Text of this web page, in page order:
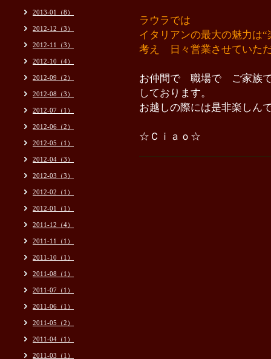
ラウラでは
イタリアンの最大の魅力は
考え 日々営業させていた
お仲間で 職場で ご家族
しております。
お越しの際には是非楽しん
☆Ｃｉａｏ☆
2013-01（8）
2012-12（3）
2012-11（3）
2012-10（4）
2012-09（2）
2012-08（3）
2012-07（1）
2012-06（2）
2012-05（1）
2012-04（3）
2012-03（3）
2012-02（1）
2012-01（1）
2011-12（4）
2011-11（1）
2011-10（1）
2011-08（1）
2011-07（1）
2011-06（1）
2011-05（2）
2011-04（1）
2011-03（1）